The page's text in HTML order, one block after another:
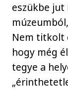
eszükbe jut
Nem titkolt
hogy még
tegye a